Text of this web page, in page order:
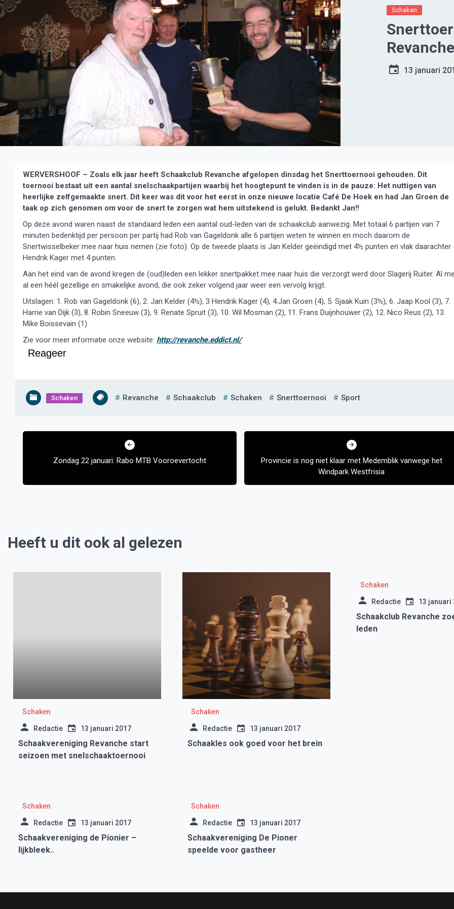
Schaken
13 januari
WERVERSHOOF – Zoals elk jaar heeft Schaakclub Revanche afgelopen dinsdag het Snerttoernooi gehouden. Dit
toernooi bestaat uit een aantal snelschaakpartijen waarbij het hoogtepunt te vinden is in de pauze: Het nuttigen van
heerlijke zelfgemaakte snert. Dit keer was dit voor het eerst in onze nieuwe locatie Café De Hoek en had Jan Groen de
taak op zich genomen om voor de snert te zorgen wat hem uitstekend is gelukt. Bedankt Jan!!
Op deze avond waren naast de standaard leden een aantal oud-leden van de schaakclub aanwezig. Met totaal 6 partijen van 7
minuten bedenktijd per persoon per partij had Rob van Gageldonk alle 6 partijen weten te winnen en moch daarom de
Snertwisselbeker mee naar huis nemen (zie foto). Op de tweede plaats is Jan Kelder geëindigd met 4½ punten en vlak daarachter
Hendrik Kager met 4 punten.
Aan het eind van de avond kregen de (oud)leden een lekker snertpakket mee naar huis die verzorgt werd door Slagerij Ruiter. Al
al een héél gezellige en smakelijke avond, die ook zeker volgend jaar weer een vervolg krijgt.
Uitslagen: 1. Rob van Gageldonk (6), 2. Jan Kelder (4½), 3 Hendrik Kager (4), 4.Jan Groen (4), 5. Sjaak Kuin (3½), 6. Jaap Kool (3), 7.
Harrie van Dijk (3), 8. Robin Sneeuw (3), 9. Renate Spruit (3), 10. Wil Mosman (2), 11. Frans Duijnhouwer (2), 12. Nico Reus (2), 13.
Mike Boissevain (1).
Zie voor meer informatie onze website: http://revanche.eddict.nl/
Reageer
Schaken Revanche Schaakclub Schaken Snerttoernooi Sport
Bericht
Zondag 22 januari: Rabo MTB Vooroevertocht
Provincie is nog niet klaar met Medemblik vanwege het
Windpark Westfrisia
Heeft u dit ook al gelezen
Schaken
Redactie 13 januari 2017
Schaakvereniging Revanche start
seizoen met snelschaaktoernooi
Schaken
Redactie 13 januari 2017
Schaakles ook goed voor het brein
Schaken
Redactie 13 januari
Schaakclub Revanche
leden
Schaken
Redactie 13 januari 2017
Schaakvereniging de Pionier –
lijkbleek..
Schaken
Redactie 13 januari 2017
Schaakvereniging De Pioner
speelde voor gastheer